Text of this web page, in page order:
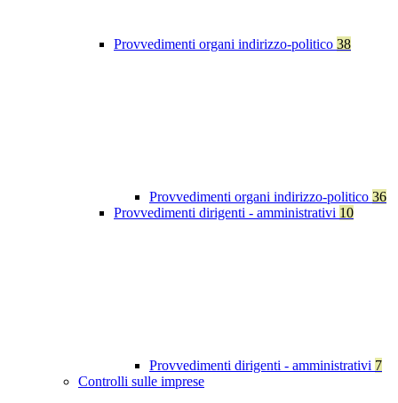
Provvedimenti organi indirizzo-politico 38
Provvedimenti organi indirizzo-politico 36
Provvedimenti dirigenti - amministrativi 10
Provvedimenti dirigenti - amministrativi 7
Controlli sulle imprese